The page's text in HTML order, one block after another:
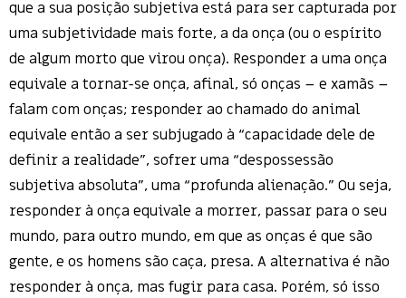
que a sua posição subjetiva está para ser capturada por
uma subjetividade mais forte, a da onça (ou o espírito
de algum morto que virou onça). Responder a uma onça
equivale a tornar-se onça, afinal, só onças – e xamãs –
falam com onças; responder ao chamado do animal
equivale então a ser subjugado à “capacidade dele de
definir a realidade”, sofrer uma “despossessão
subjetiva absoluta”, uma “profunda alienação.” Ou seja,
responder à onça equivale a morrer, passar para o seu
mundo, para outro mundo, em que as onças é que são
gente, e os homens são caça, presa. A alternativa é não
responder à onça, mas fugir para casa. Porém, só isso